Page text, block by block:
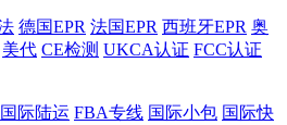
德国EPR 法国EPR 西班牙EPR 奥
美代 CE检测 UKCA认证 FCC认证
国际陆运 FBA专线 国际小包 国际快